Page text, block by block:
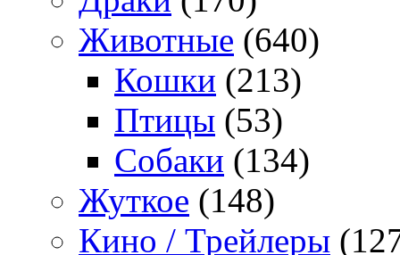
Животные (640)
Кошки (213)
Птицы (53)
Собаки (134)
Жуткое (148)
Кино / Трейлеры